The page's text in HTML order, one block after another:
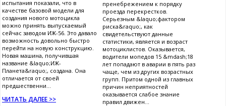
испытания показали, что в
качестве базовой модели для
создания нового мотоцикла
можно принять выпускаемый
сейчас заводом ИЖ-56. Это давало
возможность довольно быстро
перейти на новую конструкцию.
Новая машина, получившая
название &laquo;ИЖ-
Планета&raquo;, создана. Она
отличается от своей
предшественни...
ЧИТАТЬ ДАЛЕЕ >>
пренебрежением к порядку
проезда перекрестков.
Серьезным &laquo;фактором
риска&raquo;, как
свидетельствуют данные
статистики, является и возраст
мотоциклистов. Оказывается,
водители мопедов 15 &mdash;18
лет попадают в аварии в пять раз
чаще, чем из других возрастных
групп. Притом одной из главных
причин неприятностей
оказывается слабое знание
правил движен...